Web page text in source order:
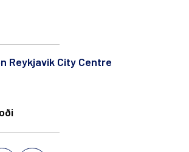
Alþjóðlegar tengingar
Reykjavik City Centre